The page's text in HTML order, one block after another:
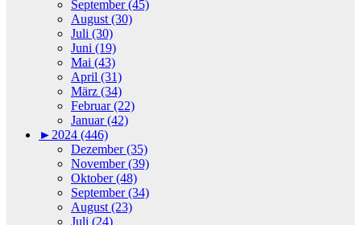
September (45)
August (30)
Juli (30)
Juni (19)
Mai (43)
April (31)
März (34)
Februar (22)
Januar (42)
► 2024 (446)
Dezember (35)
November (39)
Oktober (48)
September (34)
August (23)
Juli (24)